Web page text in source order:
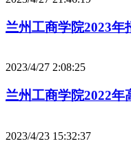
兰州工商学院2023年
2023/4/27 2:08:25
兰州工商学院2022
2023/4/23 15:32:37